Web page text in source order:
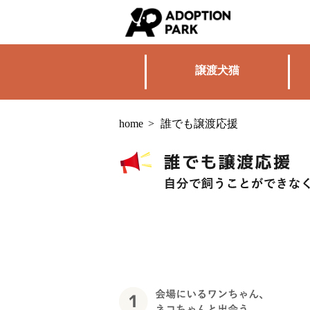
譲渡犬猫
home > 誰でも譲渡応援